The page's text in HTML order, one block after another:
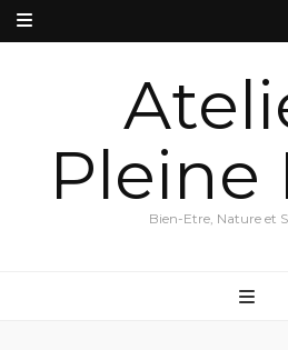
Pleine
Bien-Etre, Nature et